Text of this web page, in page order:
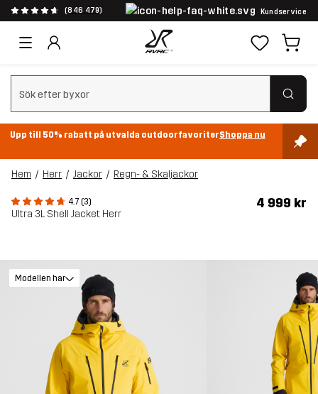
(846 479) Kundservice
Rensa sök
Upp till 50% rabatt på utvalda outdoorfavoriterShoppa nu
Hem Herr Jackor Regn- & Skaljackor
4.7 (3)
Ultra 3L Shell Jacket Herr
4 999 kr
Modellen har